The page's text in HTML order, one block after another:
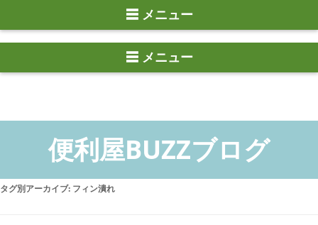
☰ メニュー
タグ別アーカイブ: フィン潰れ